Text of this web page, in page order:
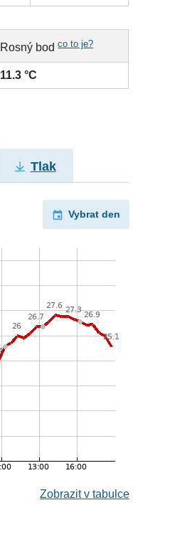
Rosný bodco to je?
11.3 °C
Tlak
Vybrat den
Zobrazit v tabulce